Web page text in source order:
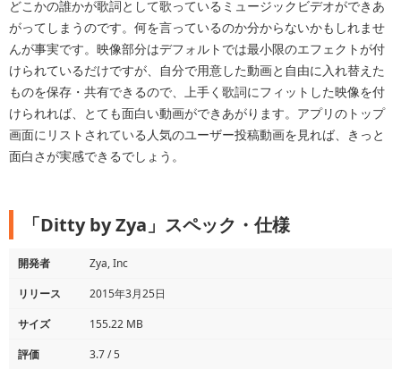
どこかの誰かが歌詞として歌っているミュージックビデオができあ
がってしまうのです。何を言っているのか分からないかもしれませ
んが事実です。映像部分はデフォルトでは最小限のエフェクトが付
けられているだけですが、自分で用意した動画と自由に入れ替えた
ものを保存・共有できるので、上手く歌詞にフィットした映像を付
けられれば、とても面白い動画ができあがります。アプリのトップ
画面にリストされている人気のユーザー投稿動画を見れば、きっと
面白さが実感できるでしょう。
「Ditty by Zya」スペック・仕様
開発者
Zya, Inc
リリース
2015年3月25日
サイズ
155.22 MB
評価
3.7 / 5